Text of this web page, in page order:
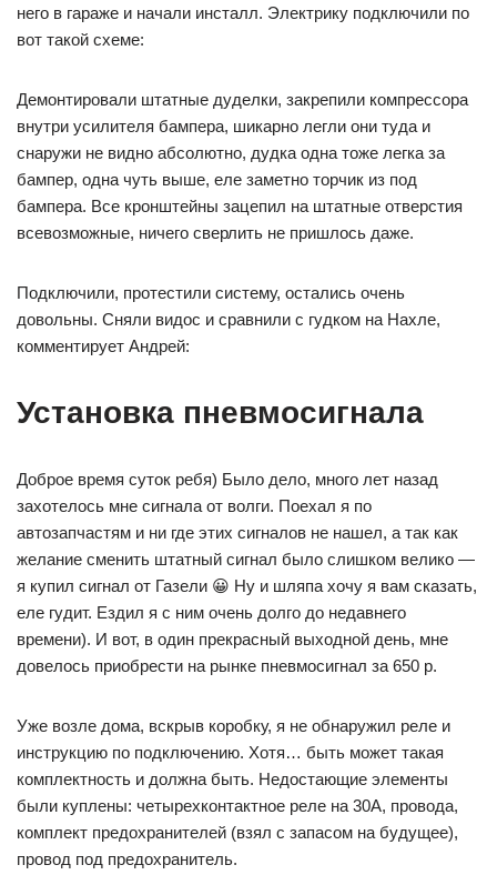
него в гараже и начали инсталл. Электрику подключили по
вот такой схеме:
Демонтировали штатные дуделки, закрепили компрессора
внутри усилителя бампера, шикарно легли они туда и
снаружи не видно абсолютно, дудка одна тоже легка за
бампер, одна чуть выше, еле заметно торчик из под
бампера. Все кронштейны зацепил на штатные отверстия
всевозможные, ничего сверлить не пришлось даже.
Подключили, протестили систему, остались очень
довольны. Сняли видос и сравнили с гудком на Нахле,
комментирует Андрей:
Установка пневмосигнала
Доброе время суток ребя) Было дело, много лет назад
захотелось мне сигнала от волги. Поехал я по
автозапчастям и ни где этих сигналов не нашел, а так как
желание сменить штатный сигнал было слишком велико —
я купил сигнал от Газели 😀 Ну и шляпа хочу я вам сказать,
еле гудит. Ездил я с ним очень долго до недавнего
времени). И вот, в один прекрасный выходной день, мне
довелось приобрести на рынке пневмосигнал за 650 р.
Уже возле дома, вскрыв коробку, я не обнаружил реле и
инструкцию по подключению. Хотя… быть может такая
комплектность и должна быть. Недостающие элементы
были куплены: четырехконтактное реле на 30А, провода,
комплект предохранителей (взял с запасом на будущее),
провод под предохранитель.